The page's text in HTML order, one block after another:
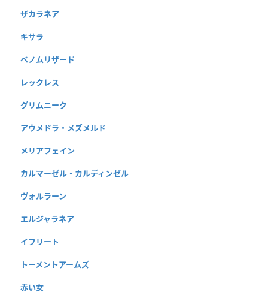
ザカラネア
キサラ
ベノムリザード
レックレス
グリムニーク
アウメドラ・メズメルド
メリアフェイン
カルマーゼル・カルディンゼル
ヴォルラーン
エルジャラネア
イフリート
トーメントアームズ
赤い女